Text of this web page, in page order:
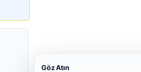
Göz Atın